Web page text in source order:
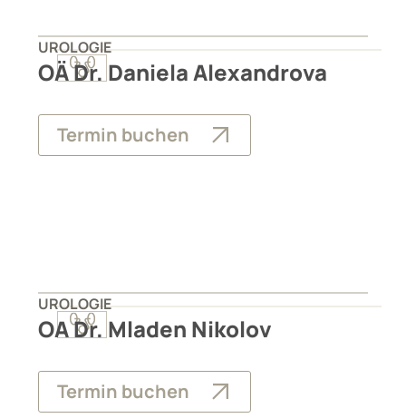
UROLOGIE
OÄ Dr. Daniela Alexandrova
Termin buchen
UROLOGIE
OA Dr. Mladen Nikolov
Termin buchen